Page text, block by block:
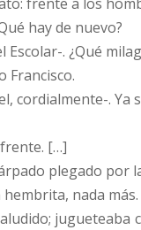
hay de nuevo?
Escolar-. ¿Qué
Francisco.
cordialmente-. Ya
[…]
plegado por
nada más.